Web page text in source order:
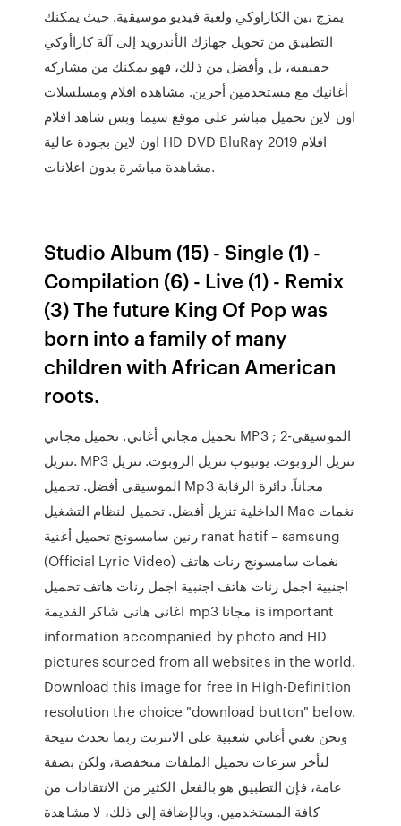
يمزج بين الكاراوكي ولعبة فيديو موسيقية. حيث يمكنك
التطبيق من تحويل جهازك الأندرويد إلى آلة كاراأوكي
حقيقية، بل وأفضل من ذلك، فهو يمكنك من مشاركة
أغانيك مع مستخدمين أخرين. مشاهدة افلام ومسلسلات
اون لاين تحميل مباشر على موقع سيما وبس شاهد افلام
اون لاين بجودة عالية HD DVD BluRay افلام 2019
مشاهدة مباشرة بدون اعلانات.
Studio Album (15) - Single (1) -
Compilation (6) - Live (1) - Remix
(3) The future King Of Pop was
born into a family of many
children with African American
roots.
تحميل مجاني أغاني. تحميل مجاني MP3 ; 2-الموسيقى
تنزيل. MP3 تنزيل الروبوت. يوتيوب تنزيل الروبوت. تنزيل
الموسيقى أفضل. تحميل Mp3 مجاناً. دائرة الرقابة
الداخلية تنزيل أفضل. تحميل لنظام التشغيل Mac نغمات
رنين سامسونج تحميل أغنية ranat hatif – samsung
(Official Lyric Video) نغمات سامسونج رنات هاتف
اجنبية اجمل رنات هاتف اجنبية اجمل رنات هاتف تحميل
اغانى هانى شاكر القديمة mp3 مجانا is important
information accompanied by photo and HD
pictures sourced from all websites in the world.
Download this image for free in High-Definition
resolution the choice "download button" below.
ونحن نغني أغاني شعبية على الانترنت ربما تحدث نتيجة
لتأخر سرعات تحميل الملفات منخفضة، ولكن بصفة
عامة، فإن التطبيق هو بالفعل الكثير من الانتقادات من
كافة المستخدمين. وبالإضافة إلى ذلك، لا مشاهدة